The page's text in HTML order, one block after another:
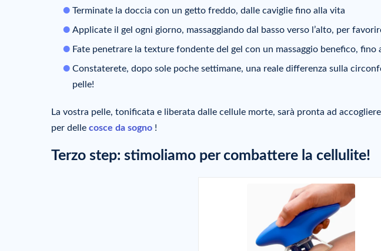
Terminate la doccia con un getto freddo, dalle caviglie fino alla vita
Applicate il gel ogni giorno, massaggiando dal basso verso l’alto, per
Fate penetrare la texture fondente del gel con un massaggio benefico,
Constaterete, dopo sole poche settimane, una reale differenza sulla
pelle!
La vostra pelle, tonificata e liberata dalle cellule morte, sarà pronta ad
per delle cosce da sogno !
Terzo step: stimoliamo per combattere la cellulite!